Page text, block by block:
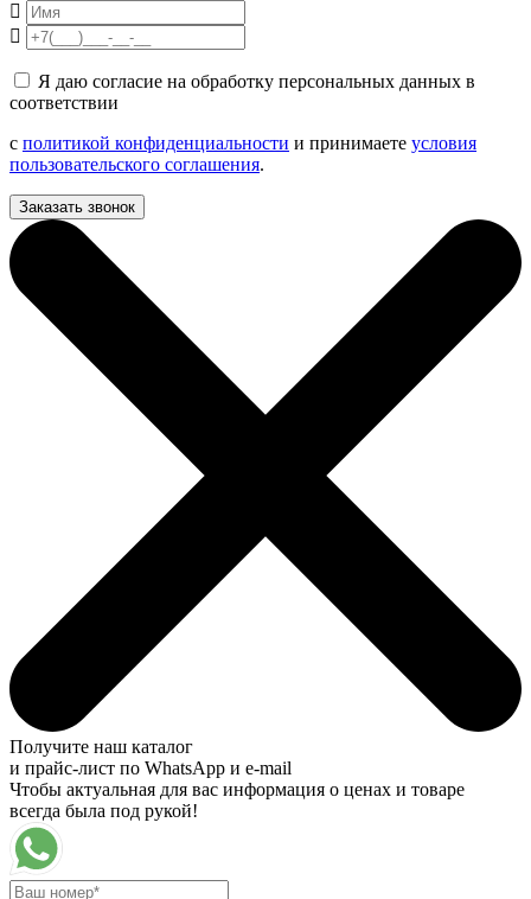
Я даю согласие на обработку персональных данных в
соответствии
с политикой конфиденциальности и принимаете условия
пользовательского соглашения.
Заказать звонок
Получите наш каталог
и прайс-лист по WhatsApp и e-mail
Чтобы актуальная для вас информация о ценах и товаре
всегда была под рукой!